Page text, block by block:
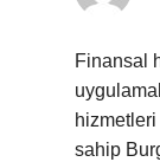
Finansal
sahip